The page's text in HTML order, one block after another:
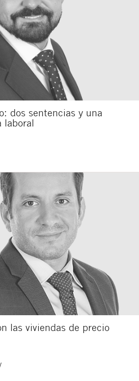
dos sentencias y una
laboral
las viviendas de precio